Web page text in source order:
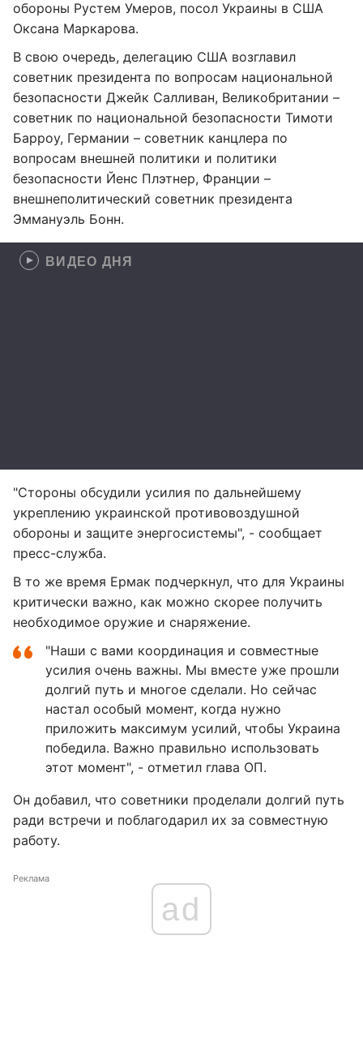
обороны Рустем Умеров, посол Украины в США
Оксана Маркарова.
В свою очередь, делегацию США возглавил
советник президента по вопросам национальной
безопасности Джейк Салливан, Великобритании –
советник по национальной безопасности Тимоти
Барроу, Германии – советник канцлера по
вопросам внешней политики и политики
безопасности Йенс Плэтнер, Франции –
внешнеполитический советник президента
Эммануэль Бонн.
ВИДЕО ДНЯ
"Стороны обсудили усилия по дальнейшему
укреплению украинской противовоздушной
обороны и защите энергосистемы", - сообщает
пресс-служба.
В то же время Ермак подчеркнул, что для Украины
критически важно, как можно скорее получить
необходимое оружие и снаряжение.
"Наши с вами координация и совместные
усилия очень важны. Мы вместе уже прошли
долгий путь и многое сделали. Но сейчас
настал особый момент, когда нужно
приложить максимум усилий, чтобы Украина
победила. Важно правильно использовать
этот момент", - отметил глава ОП.
Он добавил, что советники проделали долгий путь
ради встречи и поблагодарил их за совместную
работу.
Реклама
ad